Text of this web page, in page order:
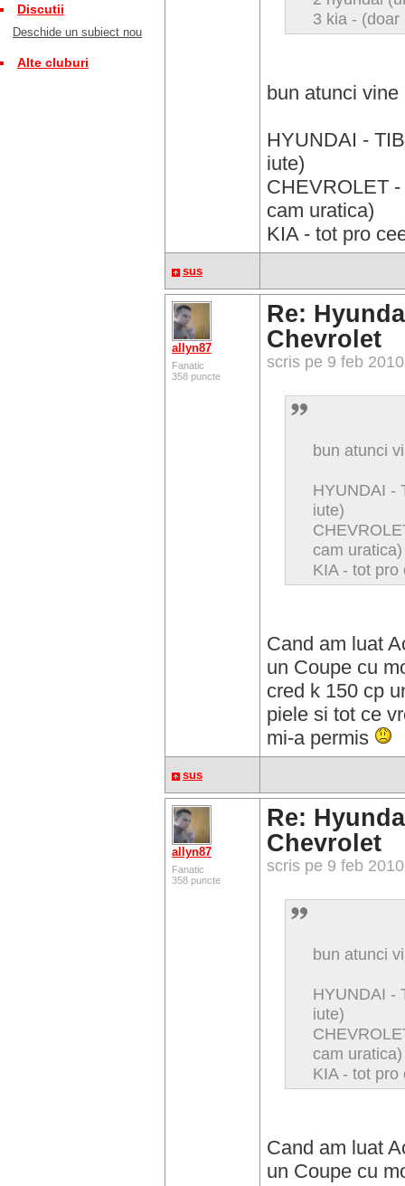
Discutii
Deschide un subiect nou
Alte cluburi
3 kia - (doar
bun atunci vine
HYUNDAI -
iute)
CHEVROLET
cam uratica)
KIA - tot pro
sus
allyn87
Fanatic
358 puncte
Re:
Chevrolet
scris pe 9 feb
bun atunci
HYUNDAI -
iute)
cam uratica)
KIA - tot pro
Cand am luat
un Coupe cu
cred k 150 cp
piele si tot ce
mi-a permis
sus
allyn87
Fanatic
358 puncte
Re:
Chevrolet
scris pe 9 feb
bun atunci
HYUNDAI -
iute)
cam uratica)
KIA - tot pro
Cand am luat
un Coupe cu